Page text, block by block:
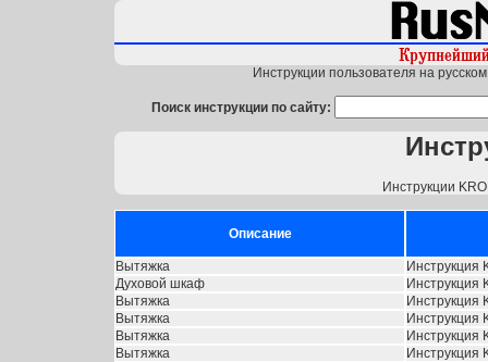
Инструкции пользователя на
Поиск инструкции по сайту:
Инструкции
Описание
Вытяжка
Инструкция
Духовой шкаф
Инструкция
Вытяжка
Инструкция
Вытяжка
Инструкция
Вытяжка
Инструкция
Вытяжка
Инструкция